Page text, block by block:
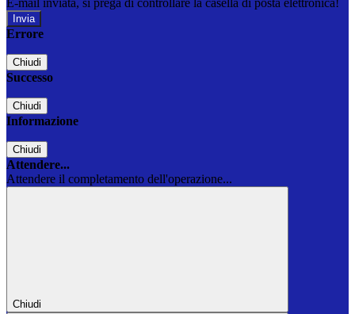
E-mail inviata, si prega di controllare la casella di posta elettronica!
Errore
Chiudi
Successo
Chiudi
Informazione
Chiudi
Attendere...
Attendere il completamento dell'operazione...
Chiudi